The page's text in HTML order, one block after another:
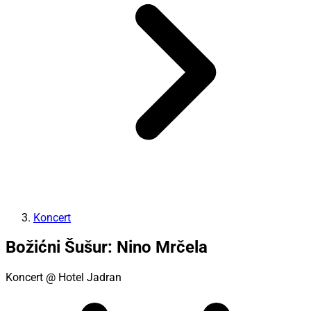
Koncert
Božićni Šušur: Nino Mrčela
Koncert @ Hotel Jadran